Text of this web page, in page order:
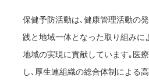
保健予防活動は､健康管理活動の
践と地域一体となった取り組みに
地域の実現に貢献しています｡医
し､厚生連組織の総合体制による